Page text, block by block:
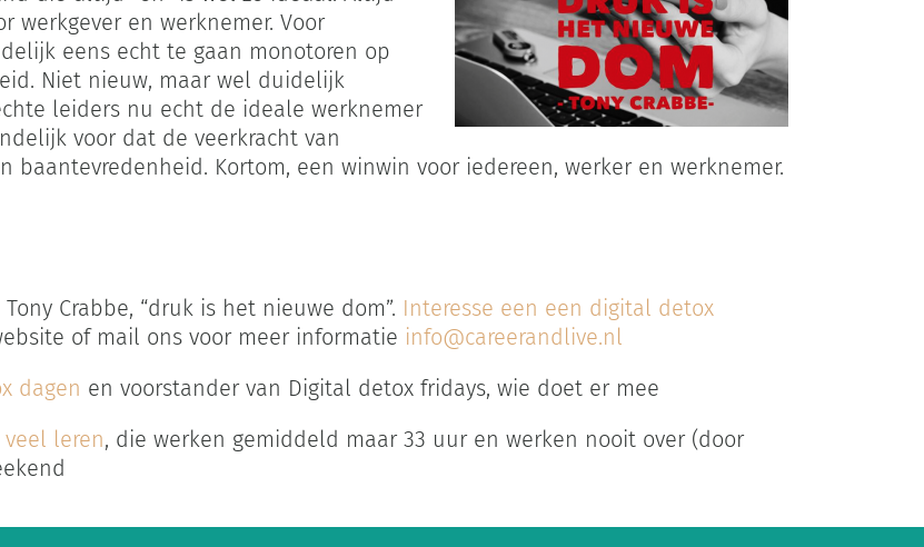
werkgever en werknemer. Voor
eens echt te gaan monotoren op
Niet nieuw, maar wel duidelijk
leiders nu echt de ideale werknemer
voor dat de veerkracht van
Kortom, een winwin voor iedereen, werker en werknemer.
Crabbe, “druk is het nieuwe dom”. Interesse een een digital detox
of mail ons voor meer informatie info@careerandlive.nl
dagen en voorstander van Digital detox fridays, wie doet er mee
leren, die werken gemiddeld maar 33 uur en werken nooit over (door